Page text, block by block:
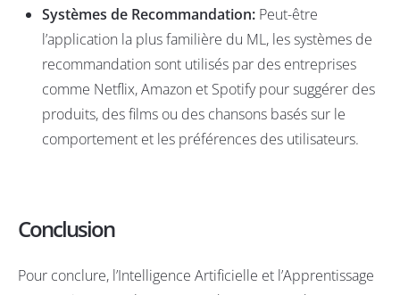
Systèmes de Recommandation: Peut-être
l’application la plus familière du ML, les systèmes de
recommandation sont utilisés par des entreprises
comme Netflix, Amazon et Spotify pour suggérer des
produits, des films ou des chansons basés sur le
comportement et les préférences des utilisateurs.
Conclusion
Pour conclure, l’Intelligence Artificielle et l’Apprentissage